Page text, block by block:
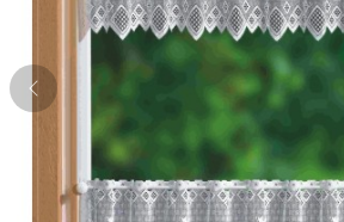
Previous